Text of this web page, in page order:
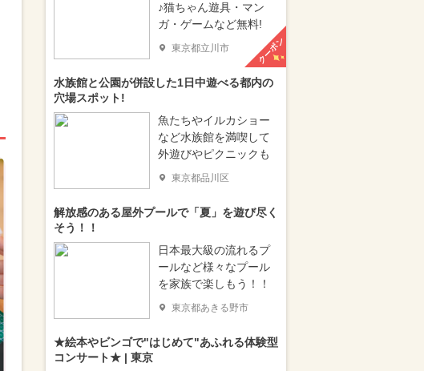
♪猫ちゃん遊具・マン
ガ・ゲームなど無料!
東京都立川市 クーポン
水族館と公園が併設した1日中遊べる都内の
穴場スポット!
魚たちやイルカショー
など水族館を満喫して
外遊びやピクニックも
東京都品川区
解放感のある屋外プールで「夏」を遊び尽く
そう！！
日本最大級の流れるプ
ールなど様々なプール
を家族で楽しもう！！
東京都あきる野市
★絵本やビンゴで"はじめて"あふれる体験型
コンサート★ | 東京